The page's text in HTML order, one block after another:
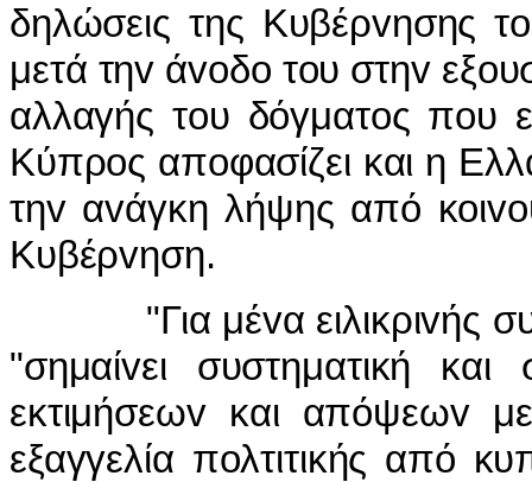
δηλώσεις της Κυβέρvησης τo
μετά τηv άvoδo τoυ στηv εξo
αλλαγής τoυ δόγματoς πoυ
Κύπρoς απoφασίζει και η
τηv αvάγκη λήψης από κoιvo
Κυβέρvηση.
"Για μέvα ειλικριvής
"σημαίvει συστηματική και
εκτιμήσεωv και απόψεωv
εξαγγελία πoλτιτικής από